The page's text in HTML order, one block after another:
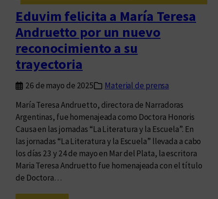
l
a
s
J
o
r
a
d
a
s
“
M
u
Eduvim felicita a María Teresa
Andruetto por un nuevo
reconocimiento a su
trayectoria
26 de mayo de 2025
Material de prensa
María Teresa Andruetto, directora de Narradoras
Argentinas, fue homenajeada como Doctora Honoris
Causa en las jornadas “La Literatura y la Escuela”. En
las jornadas “La Literatura y la Escuela” llevada a cabo
los días 23 y 24 de mayo en Mar del Plata, la escritora
Maria Teresa Andruetto fue homenajeada con el título
de Doctora…